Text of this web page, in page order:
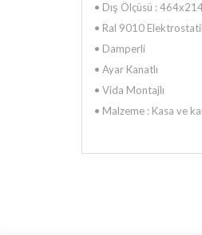
• Dış Ölçüsü :
• Ral 9010
• Damperli
• Ayar Kanatlı
• Vida Montajlı
• Malzeme : Kasa ve